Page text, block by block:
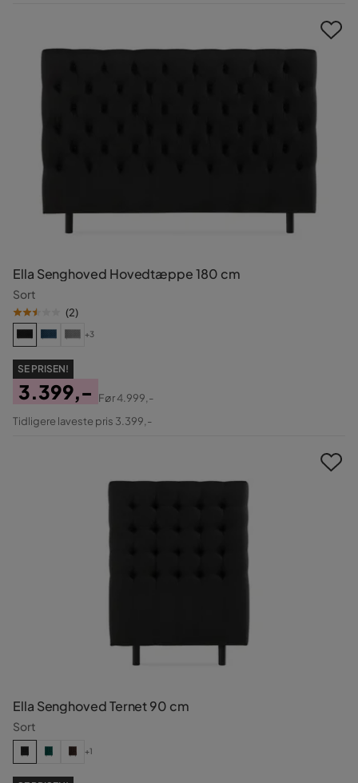
Ella Senghoved Hovedtæppe 180 cm
Sort
(2)
+3
SE PRISEN!
Pris
3.399,-
Original
Før4.999,-
Tidligere laveste pris 3.399,-
Ella Senghoved Ternet 90 cm
Sort
+1